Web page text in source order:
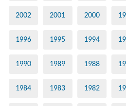
2002 2001 2000
1996 1995 1994
1990 1989 1988
1984 1983 1982